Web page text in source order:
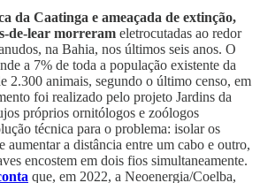
da Caatinga e ameaçada de extinção,
de-lear morreram eletrocutadas ao redor
na Bahia, nos últimos seis anos. O
a 7% de toda a população existente da
2.300 animais, segundo o último censo, em
foi realizado pelo projeto Jardins da
próprios ornitólogos e zoólogos
técnica para o problema: isolar os
aumentar a distância entre um cabo e outro,
encostem em dois fios simultaneamente.
que, em 2022, a Neoenergia/Coelba,